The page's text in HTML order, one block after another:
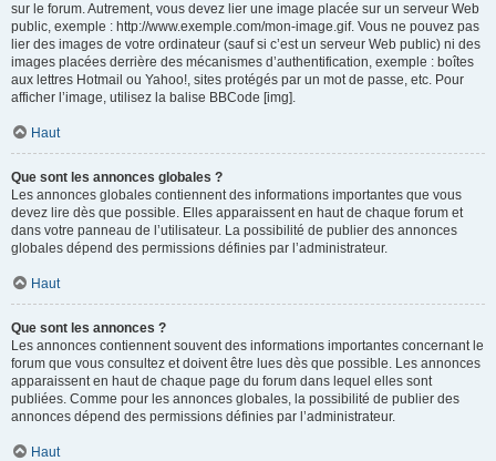
sur le forum. Autrement, vous devez lier une image placée sur un serveur Web
public, exemple : http://www.exemple.com/mon-image.gif. Vous ne pouvez pas
lier des images de votre ordinateur (sauf si c’est un serveur Web public) ni des
images placées derrière des mécanismes d’authentification, exemple : boîtes
aux lettres Hotmail ou Yahoo!, sites protégés par un mot de passe, etc. Pour
afficher l’image, utilisez la balise BBCode [img].
Haut
Que sont les annonces globales ?
Les annonces globales contiennent des informations importantes que vous
devez lire dès que possible. Elles apparaissent en haut de chaque forum et
dans votre panneau de l’utilisateur. La possibilité de publier des annonces
globales dépend des permissions définies par l’administrateur.
Haut
Que sont les annonces ?
Les annonces contiennent souvent des informations importantes concernant le
forum que vous consultez et doivent être lues dès que possible. Les annonces
apparaissent en haut de chaque page du forum dans lequel elles sont
publiées. Comme pour les annonces globales, la possibilité de publier des
annonces dépend des permissions définies par l’administrateur.
Haut